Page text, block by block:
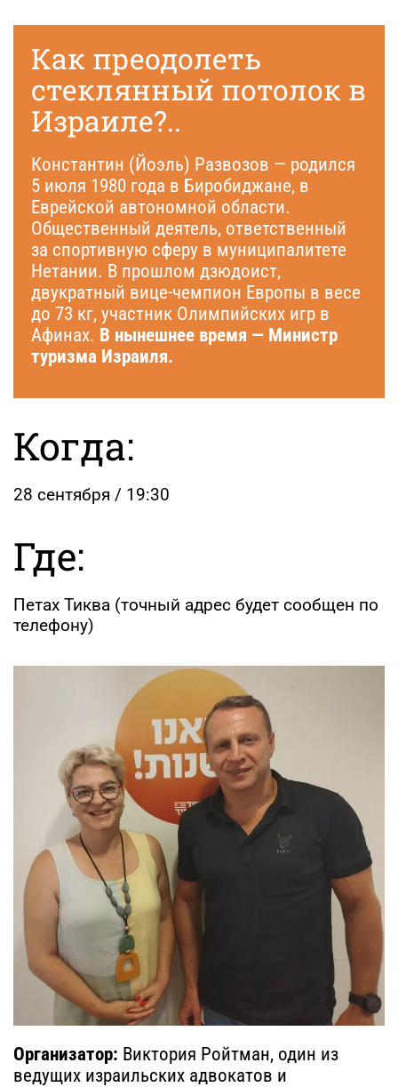
Как преодолеть
стеклянный потолок в
Израиле?..
Константин (Йоэль) Развозов — родился
5 июля 1980 года в Биробиджане, в
Еврейской автономной области.
Общественный деятель, ответственный
за спортивную сферу в муниципалитете
Нетании. В прошлом дзюдоист,
двукратный вице-чемпион Европы в весе
до 73 кг, участник Олимпийских игр в
Афинах. В нынешнее время — Министр
туризма Израиля.
Когда:
28 сентября / 19:30
Где:
Петах Тиква (точный адрес будет сообщен по
телефону)
Организатор: Виктория Ройтман, один из
ведущих израильских адвокатов и